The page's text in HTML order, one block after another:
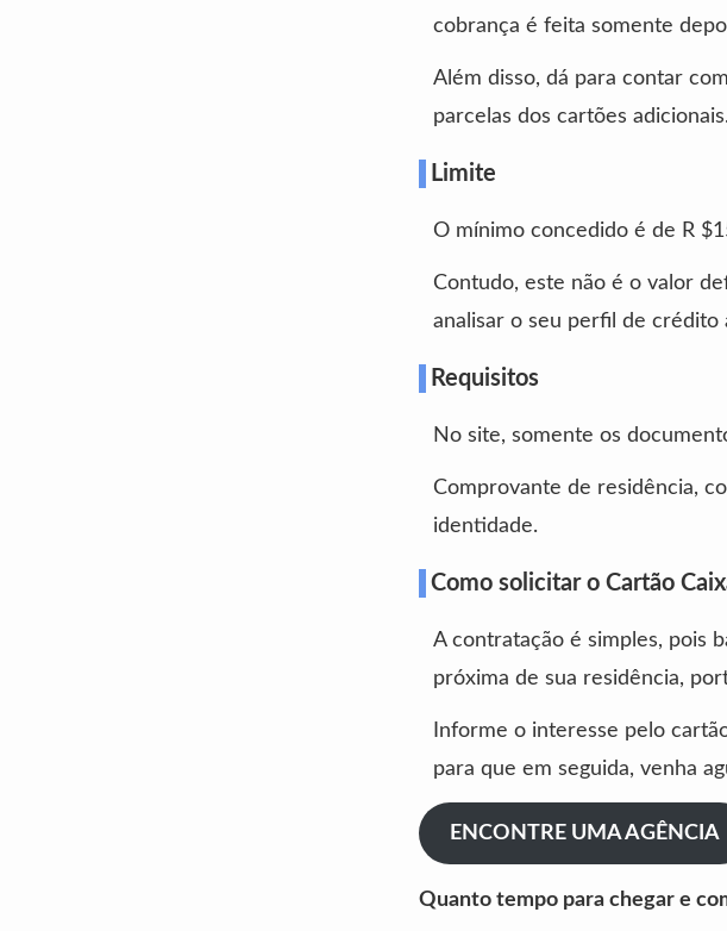
cobrança é feita somente
Além disso, dá para contar
parcelas dos cartões
Limite
O mínimo concedido é de R
Contudo, este não é o valor
analisar o seu perfil de
Requisitos
No site, somente os
Comprovante de residência,
identidade.
Como solicitar o Cartão
A contratação é simples, pois
próxima de sua residência,
Informe o interesse pelo
para que em seguida, venha
ENCONTRE UMA AGÊNCIA
Quanto tempo para chegar e